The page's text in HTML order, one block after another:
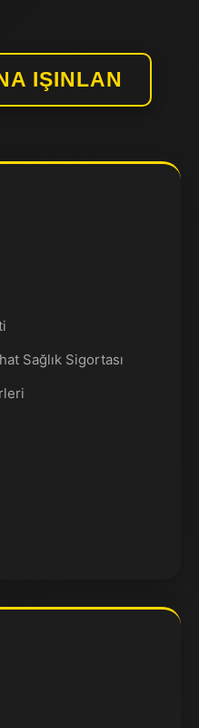
IŞINLAN
Sağlık Sigortası